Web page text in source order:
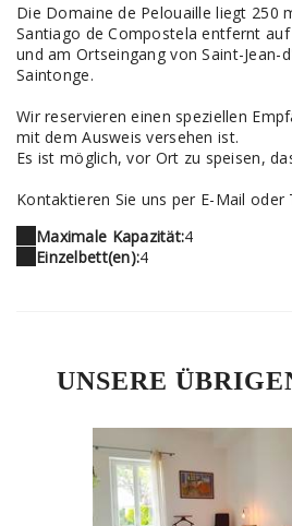
Die Domaine de Pelouaille liegt 250
Santiago de Compostela entfernt
und am Ortseingang von Saint-Jean-
Saintonge.
Wir reservieren einen speziellen
mit dem Ausweis versehen ist.
Es ist möglich, vor Ort zu speisen,
Kontaktieren Sie uns per E-Mail oder
Maximale Kapazität:4
Einzelbett(en):4
UNSERE